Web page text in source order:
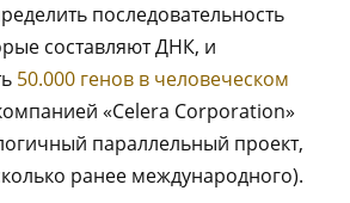
последовательность
составляют ДНК, и
50.000 генов в человеческом
«Celera Corporation»
параллельный проект,
ранее международного).